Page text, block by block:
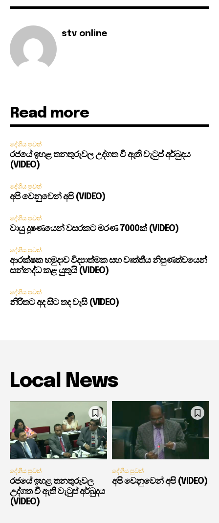
stv online
Read more
දේශීය පුවත්
රජයේ ඉහළ තනතුරුවල උද්ගත වී ඇති වැටුප් අර්බුදය
(VIDEO)
දේශීය පුවත්
අපි වෙනුවෙන් අපි (VIDEO)
දේශීය පුවත්
වායු දූෂණයෙන් වසරකට මරණ 7000ක් (VIDEO)
දේශීය පුවත්
ආරක්ෂක හමුදාව විද්‍යාත්මක සහ වෘත්තීය නිපුණත්වයෙන්
සන්නද්ධ කළ යුතුයි (VIDEO)
දේශීය පුවත්
නිරිතට අද සිට තද වැසි (VIDEO)
Local News
දේශීය පුවත්
රජයේ ඉහළ තනතුරුවල
උද්ගත වී ඇති වැටුප් අර්බුදය
(VIDEO)
දේශීය පුවත්
අපි වෙනුවෙන් අපි (VIDEO)